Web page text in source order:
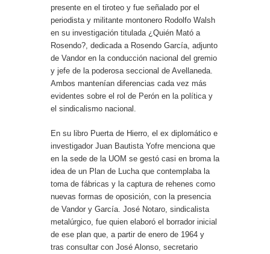
presente en el tiroteo y fue señalado por el
periodista y militante montonero Rodolfo Walsh
en su investigación titulada ¿Quién Mató a
Rosendo?, dedicada a Rosendo García, adjunto
de Vandor en la conducción nacional del gremio
y jefe de la poderosa seccional de Avellaneda.
Ambos mantenían diferencias cada vez más
evidentes sobre el rol de Perón en la política y
el sindicalismo nacional.
En su libro Puerta de Hierro, el ex diplomático e
investigador Juan Bautista Yofre menciona que
en la sede de la UOM se gestó casi en broma la
idea de un Plan de Lucha que contemplaba la
toma de fábricas y la captura de rehenes como
nuevas formas de oposición, con la presencia
de Vandor y García. José Notaro, sindicalista
metalúrgico, fue quien elaboró el borrador inicial
de ese plan que, a partir de enero de 1964 y
tras consultar con José Alonso, secretario